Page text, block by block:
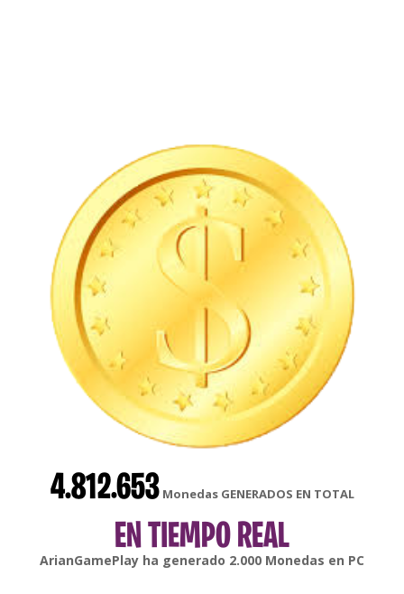
4.812.653 Monedas GENERADOS EN TOTAL
EN TIEMPO REAL
gonsabellaha generado6.000Monedas enAndroid